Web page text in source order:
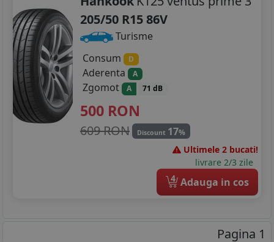
205/50 R15 86V
Turisme
Consum
D
Aderenta A
Zgomot A 71 dB
500 RON
609 RON Discount 17%
Ultimele 2 bucati!
livrare 2/3 zile
4 Adauga in cos
Pagina 1